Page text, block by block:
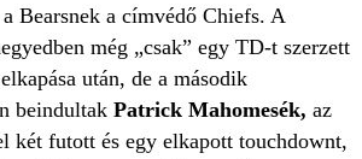
Bearsnek a címvédő Chiefs. A
még „csak” egy TD-t szerzett
elkapása után, de a második
beindultak Patrick Mahomesék, az
két futott és egy elkapott touchdownt,